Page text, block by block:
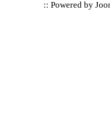
:: Powered by